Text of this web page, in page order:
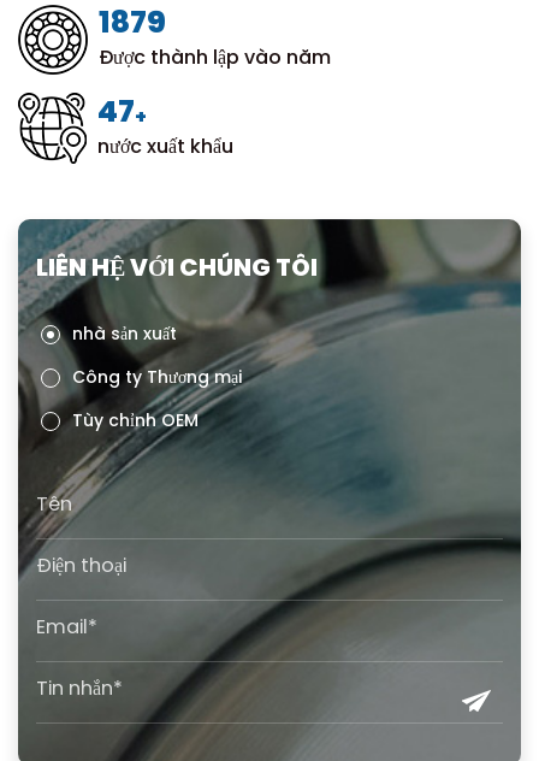
1999
Được thành lập vào năm
50+
nước xuất khẩu
LIÊN HỆ VỚI CHÚNG TÔI
nhà sản xuất
Công ty Thương mại
Tùy chỉnh OEM